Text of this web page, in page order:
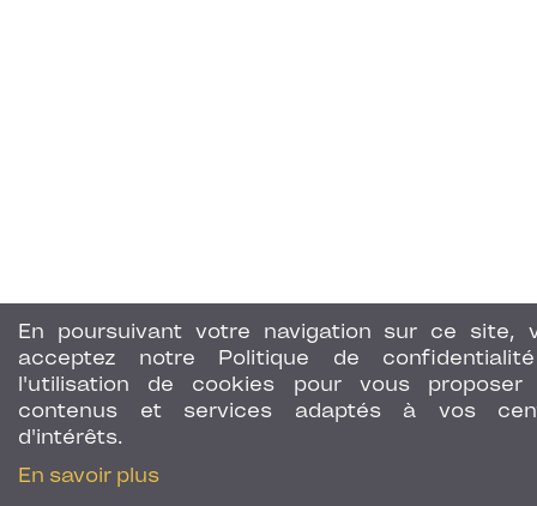
En poursuivant votre navigation sur ce site,
acceptez notre Politique de
l'utilisation de cookies pour vous proposer
contenus et services adaptés à vos
d'intérêts.
En savoir plus